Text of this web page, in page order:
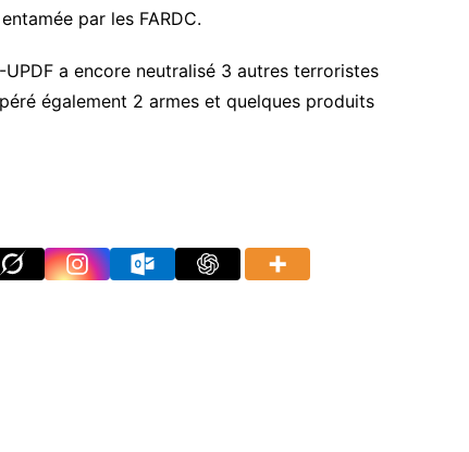
par les FARDC.
a encore neutralisé 3 autres terroristes
également 2 armes et quelques produits